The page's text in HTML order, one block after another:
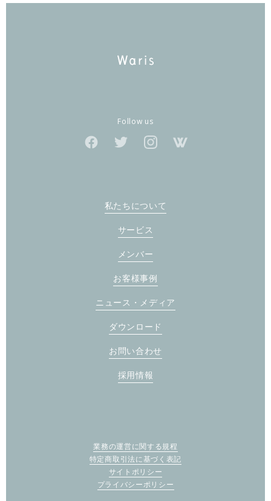
Follow us
私たちについて
サービス
メンバー
お客様事例
ニュース・メディア
ダウンロード
お問い合わせ
採用情報
業務の運営に関する規程
特定商取引法に基づく表記
サイトポリシー
プライバシーポリシー